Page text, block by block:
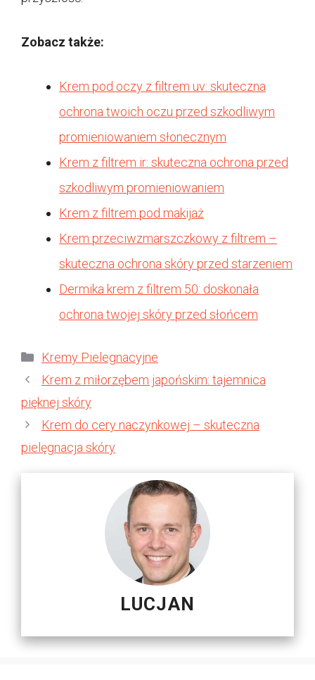
Zobacz także:
Krem pod oczy z filtrem uv: skuteczna
ochrona twoich oczu przed szkodliwym
promieniowaniem słonecznym
Krem z filtrem ir: skuteczna ochrona przed
szkodliwym promieniowaniem
Krem z filtrem pod makijaż
Krem przeciwzmarszczkowy z filtrem –
skuteczna ochrona skóry przed starzeniem
Dermika krem z filtrem 50: doskonała
ochrona twojej skóry przed słońcem
Kategorie
Kremy Pielegnacyjne
Krem z miłorzębem japońskim: tajemnica
pięknej skóry
Krem do cery naczynkowej – skuteczna
pielęgnacja skóry
LUCJAN